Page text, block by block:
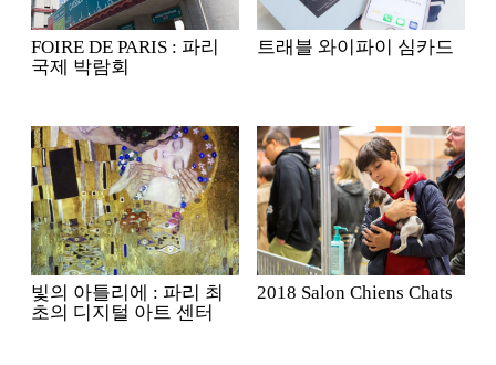
FOIRE DE PARIS : 파리
국제 박람회
트래블 와이파이 심카드
빛의 아틀리에 : 파리 최
초의 디지털 아트 센터
2018 Salon Chiens Chats